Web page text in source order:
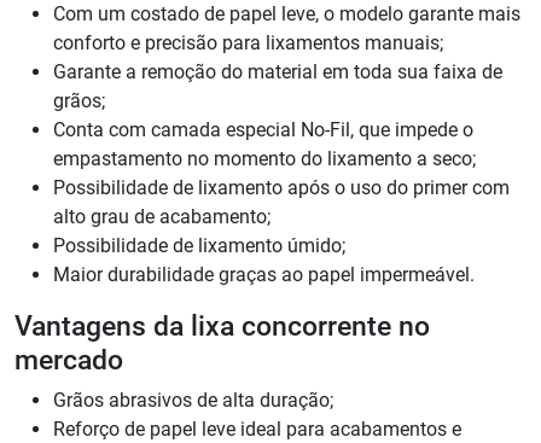
Com um costado de papel leve, o modelo garante mais
conforto e precisão para lixamentos manuais;
Garante a remoção do material em toda sua faixa de
grãos;
Conta com camada especial No-Fil, que impede o
empastamento no momento do lixamento a seco;
Possibilidade de lixamento após o uso do primer com
alto grau de acabamento;
Possibilidade de lixamento úmido;
Maior durabilidade graças ao papel impermeável.
Vantagens da lixa concorrente no
mercado
Grãos abrasivos de alta duração;
Reforço de papel leve ideal para acabamentos e